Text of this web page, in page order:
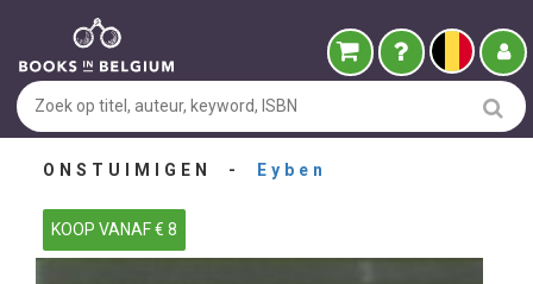
ONSTUIMIGEN - Eyben
KOOP VANAF € 8